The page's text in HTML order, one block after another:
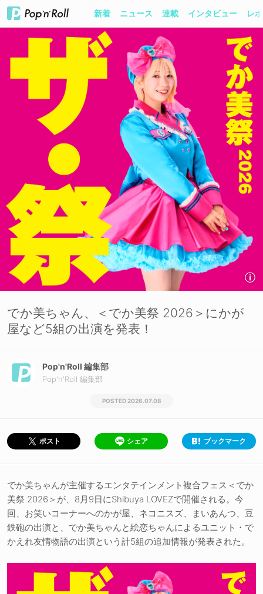
新着 ニュース 連載 インタビュー レ
でか美ちゃん、＜でか美祭 2026＞にかが
屋など5組の出演を発表！
Pop'n'Roll 編集部
Pop'n'Roll 編集部
2026.07.08
ポスト シェア ブックマーク
でか美ちゃんが主催するエンタテインメント複合フェス＜でか
美祭 2026＞が、8月9日にShibuya LOVEZで開催される。今
回、お笑いコーナーへのかが屋、ネコニスズ、まいあんつ、豆
鉄砲の出演と、でか美ちゃんと絵恋ちゃんによるユニット・で
かえれ友情物語の出演という計5組の追加情報が発表された。